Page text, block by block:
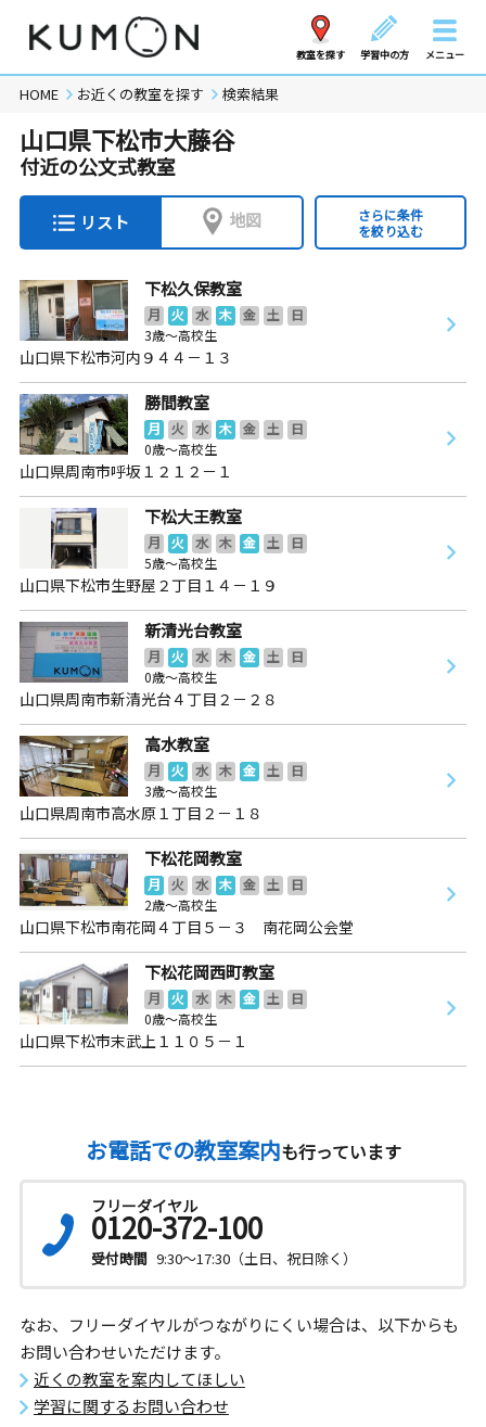
教室を探す 学習中の方 メニュー
HOME お近くの教室を探す 検索結果
山口県下松市大藤谷
付近の公文式教室
リスト 地図
さらに条件
を絞り込む
下松久保教室
月 火 水 木 金 土
日
3歳～高校生
山口県下松市河内９４４－１３
勝間教室
月 火 水 木 金 土
日
0歳～高校生
山口県周南市呼坂１２１２－１
下松大王教室
月 火 水 木 金 土
日
5歳～高校生
山口県下松市生野屋２丁目１４－１９
新清光台教室
月 火 水 木 金 土
日
0歳～高校生
山口県周南市新清光台４丁目２－２８
高水教室
月 火 水 木 金 土
日
3歳～高校生
山口県周南市高水原１丁目２－１８
下松花岡教室
月 火 水 木 金 土
日
2歳～高校生
山口県下松市南花岡４丁目５－３ 南花岡公会堂
下松花岡西町教室
月 火 水 木 金 土
日
0歳～高校生
山口県下松市末武上１１０５－１
お電話での教室案内も行っています
フリーダイヤル
0120-372-100
受付時間 9:30～17:30（土日、祝日除く）
なお、フリーダイヤルがつながりにくい場合は、以下からも
お問い合わせいただけます。
近くの教室を案内してほしい
学習に関するお問い合わせ